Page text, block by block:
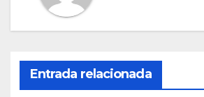
Entrada relacionada